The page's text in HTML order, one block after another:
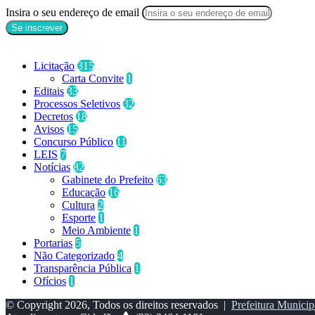
Insira o seu endereço de email
Licitação 315
Carta Convite 1
Editais 33
Processos Seletivos 32
Decretos 18
Avisos 15
Concurso Público 11
LEIS 7
Notícias 82
Gabinete do Prefeito 63
Educação 16
Cultura 2
Esporte 1
Meio Ambiente 1
Portarias 5
Não Categorizado 4
Transparência Pública 1
Ofícios 1
© Copyright 2026, Todos os direitos reservados | Prefeitura